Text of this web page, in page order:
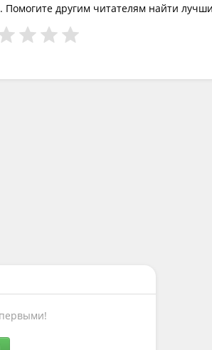
другим читателям найти